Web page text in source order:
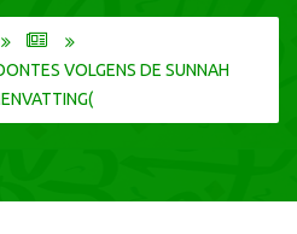
VOLGENS DE SUNNAH